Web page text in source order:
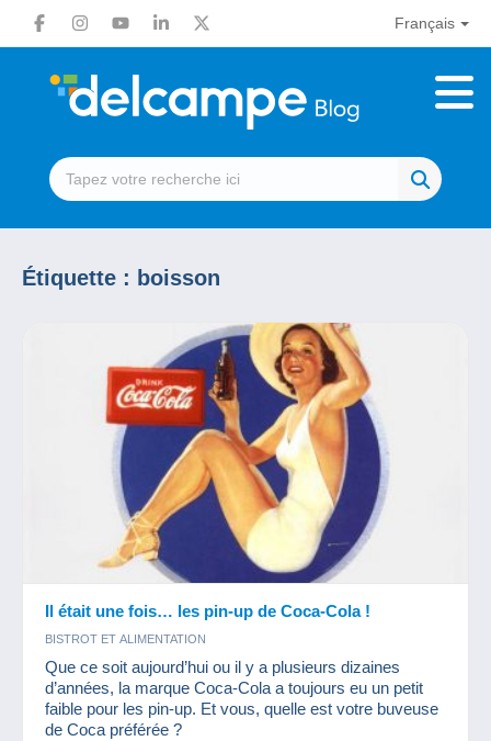
Français
Étiquette : boisson
Il était une fois… les pin-up de Coca-Cola !
BISTROT ET ALIMENTATION
Que ce soit aujourd’hui ou il y a plusieurs dizaines
d’années, la marque Coca-Cola a toujours eu un petit
faible pour les pin-up. Et vous, quelle est votre buveuse
de Coca préférée ?